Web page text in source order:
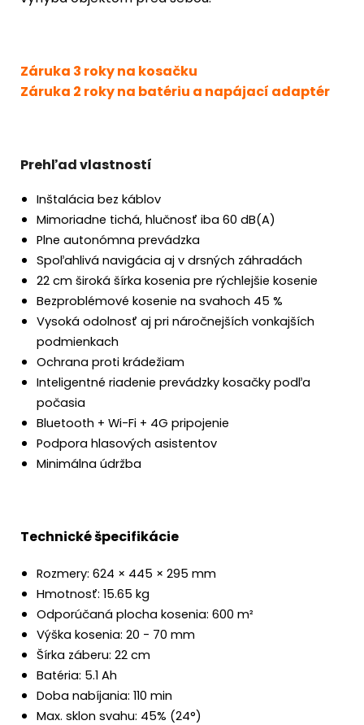
Záruka 3 roky na kosačku
Záruka 2 roky na batériu a napájací adaptér
Prehľad vlastností
Inštalácia bez káblov
Mimoriadne tichá, hlučnosť iba 60 dB(A)
Plne autonómna prevádzka
Spoľahlivá navigácia aj v drsných záhradách
22 cm široká šírka kosenia pre rýchlejšie kosenie
Bezproblémové kosenie na svahoch 45 %
Vysoká odolnosť aj pri náročnejších vonkajších
podmienkach
Ochrana proti krádežiam
Inteligentné riadenie prevádzky kosačky podľa
počasia
Bluetooth + Wi-Fi + 4G pripojenie
Podpora hlasových asistentov
Minimálna údržba
Technické špecifikácie
Rozmery: 624 × 445 × 295 mm
Hmotnosť: 15.65 kg
Odporúčaná plocha kosenia: 600 m²
Výška kosenia: 20 - 70 mm
Šírka záberu: 22 cm
Batéria: 5.1 Ah
Doba nabíjania: 110 min
Max. sklon svahu: 45% (24°)